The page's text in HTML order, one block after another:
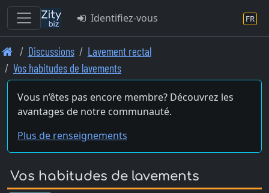
Skip
to
main
content
Identifiez-vous FR
Discussions
Lavement rectal
Vos habitudes de lavements
Vous n’êtes pas encore membre? Découvrez les
avantages de notre communauté.
Plus de renseignements
Vos habitudes de lavements